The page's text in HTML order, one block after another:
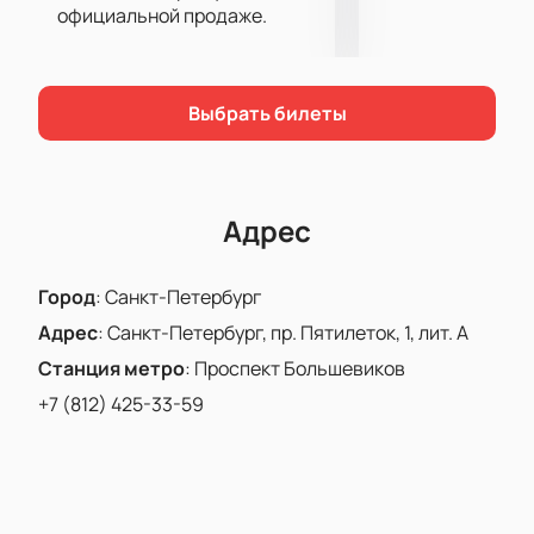
моментов.
теперь стало возможным у нас на сайте. Мы
постарались приложить все усилия, чтобы сделать
наш сервис еще более понятным и
официальной продаже.
Выбрать билеты
Адрес
Город:Санкт-Петербург
Адрес:Санкт-Петербург, пр. Пятилеток, 1, лит. А
Станция метро: Проспект Большевиков
+7 (812) 425-33-59